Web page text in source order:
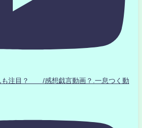
も注目？ /感想戯言動画？.一息つく動